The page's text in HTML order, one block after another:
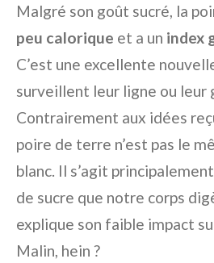
Malgré son goût sucré, la
peu calorique et a un index
C’est une excellente
surveillent leur ligne ou leur
Contrairement aux idées
poire de terre n’est pas le
blanc. Il s’agit principalement
de sucre que notre corps
explique son faible impact
Malin, hein ?